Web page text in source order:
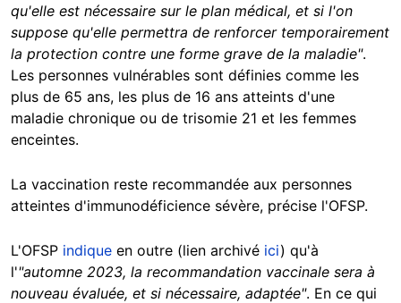
qu'elle est nécessaire sur le plan médical, et si l'on
suppose qu'elle permettra de renforcer temporairement
la protection contre une forme grave de la maladie".
Les personnes vulnérables sont définies comme les
plus de 65 ans, les plus de 16 ans atteints d'une
maladie chronique ou de trisomie 21 et les femmes
enceintes.
La vaccination reste recommandée aux personnes
atteintes d'immunodéficience sévère, précise l'OFSP.
L'OFSP indique en outre (lien archivé ici) qu'à
l'"automne 2023, la recommandation vaccinale sera à
nouveau évaluée, et si nécessaire, adaptée". En ce qui